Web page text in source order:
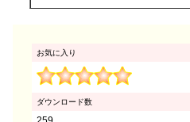
お気に入り
ダウンロード数